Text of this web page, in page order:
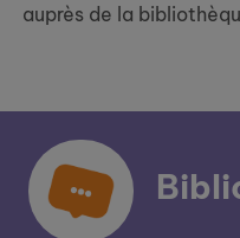
auprès de la